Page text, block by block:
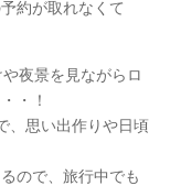
約が取れなくて
夜景を見ながらロ
・！
、思い出作りや日頃
ので、旅行中でも